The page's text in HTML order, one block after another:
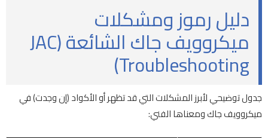
دليل رموز ومشكلات
ميكروويف جاك الشائعة (JAC
Troubleshooting)
جدول توضيحي لأبرز المشكلات التي قد تظهر أو الأكواد (إن وجدت) في
ميكروويف جاك ومعناها الفني: